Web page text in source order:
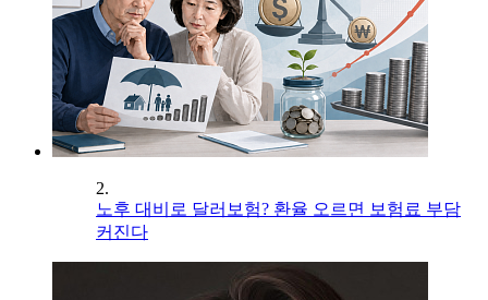
2.
노후 대비로 달러보험? 환율 오르면 보험료 부담
커진다